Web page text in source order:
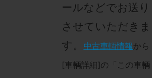
ールなどでお送り
させていただきま
す。
中古車輌情報から
[車輌詳細]の「この車輌